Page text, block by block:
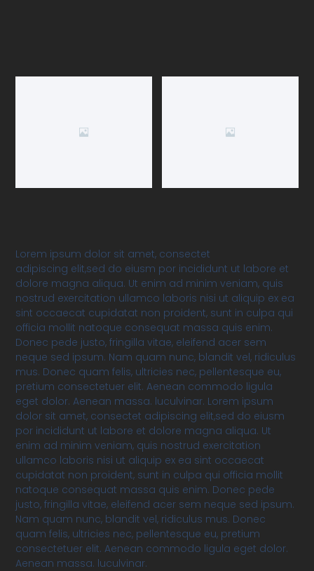
Lorem ipsum dolor sit amet, consectet
adipiscing elit,sed do eiusm por incididunt ut labore et
dolore magna aliqua. Ut enim ad minim veniam, quis
nostrud exercitation ullamco laboris nisi ut aliquip ex ea
sint occaecat cupidatat non proident, sunt in culpa qui
officia mollit natoque consequat massa quis enim.
Donec pede justo, fringilla vitae, eleifend acer sem
neque sed ipsum. Nam quam nunc, blandit vel, ridiculus
mus. Donec quam felis, ultricies nec, pellentesque eu,
pretium consectetuer elit. Aenean commodo ligula
eget dolor. Aenean massa. luculvinar. Lorem ipsum
dolor sit amet, consectet adipiscing elit,sed do eiusm
por incididunt ut labore et dolore magna aliqua. Ut
enim ad minim veniam, quis nostrud exercitation
ullamco laboris nisi ut aliquip ex ea sint occaecat
cupidatat non proident, sunt in culpa qui officia mollit
natoque consequat massa quis enim. Donec pede
justo, fringilla vitae, eleifend acer sem neque sed ipsum.
Nam quam nunc, blandit vel, ridiculus mus. Donec
quam felis, ultricies nec, pellentesque eu, pretium
consectetuer elit. Aenean commodo ligula eget dolor.
Aenean massa. luculvinar.